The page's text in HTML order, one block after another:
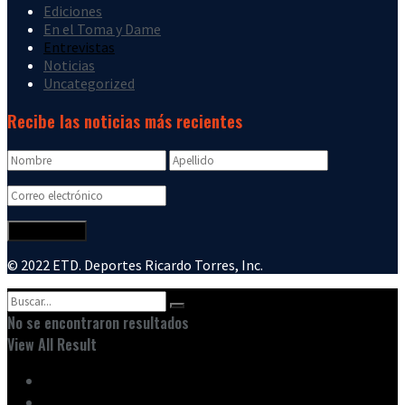
Ediciones
En el Toma y Dame
Entrevistas
Noticias
Uncategorized
Recibe las noticias más recientes
© 2022 ETD. Deportes Ricardo Torres, Inc.
No se encontraron resultados
View All Result